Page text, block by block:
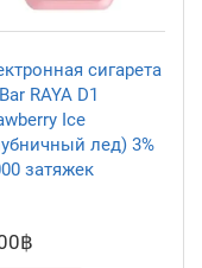
сигарета
RAYA D1
Ice
лед) 3%
затяжек
฿